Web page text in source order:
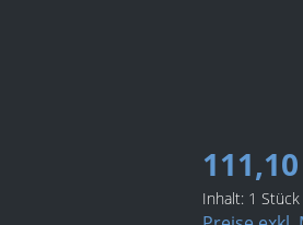
Inhalt: 1 Stück